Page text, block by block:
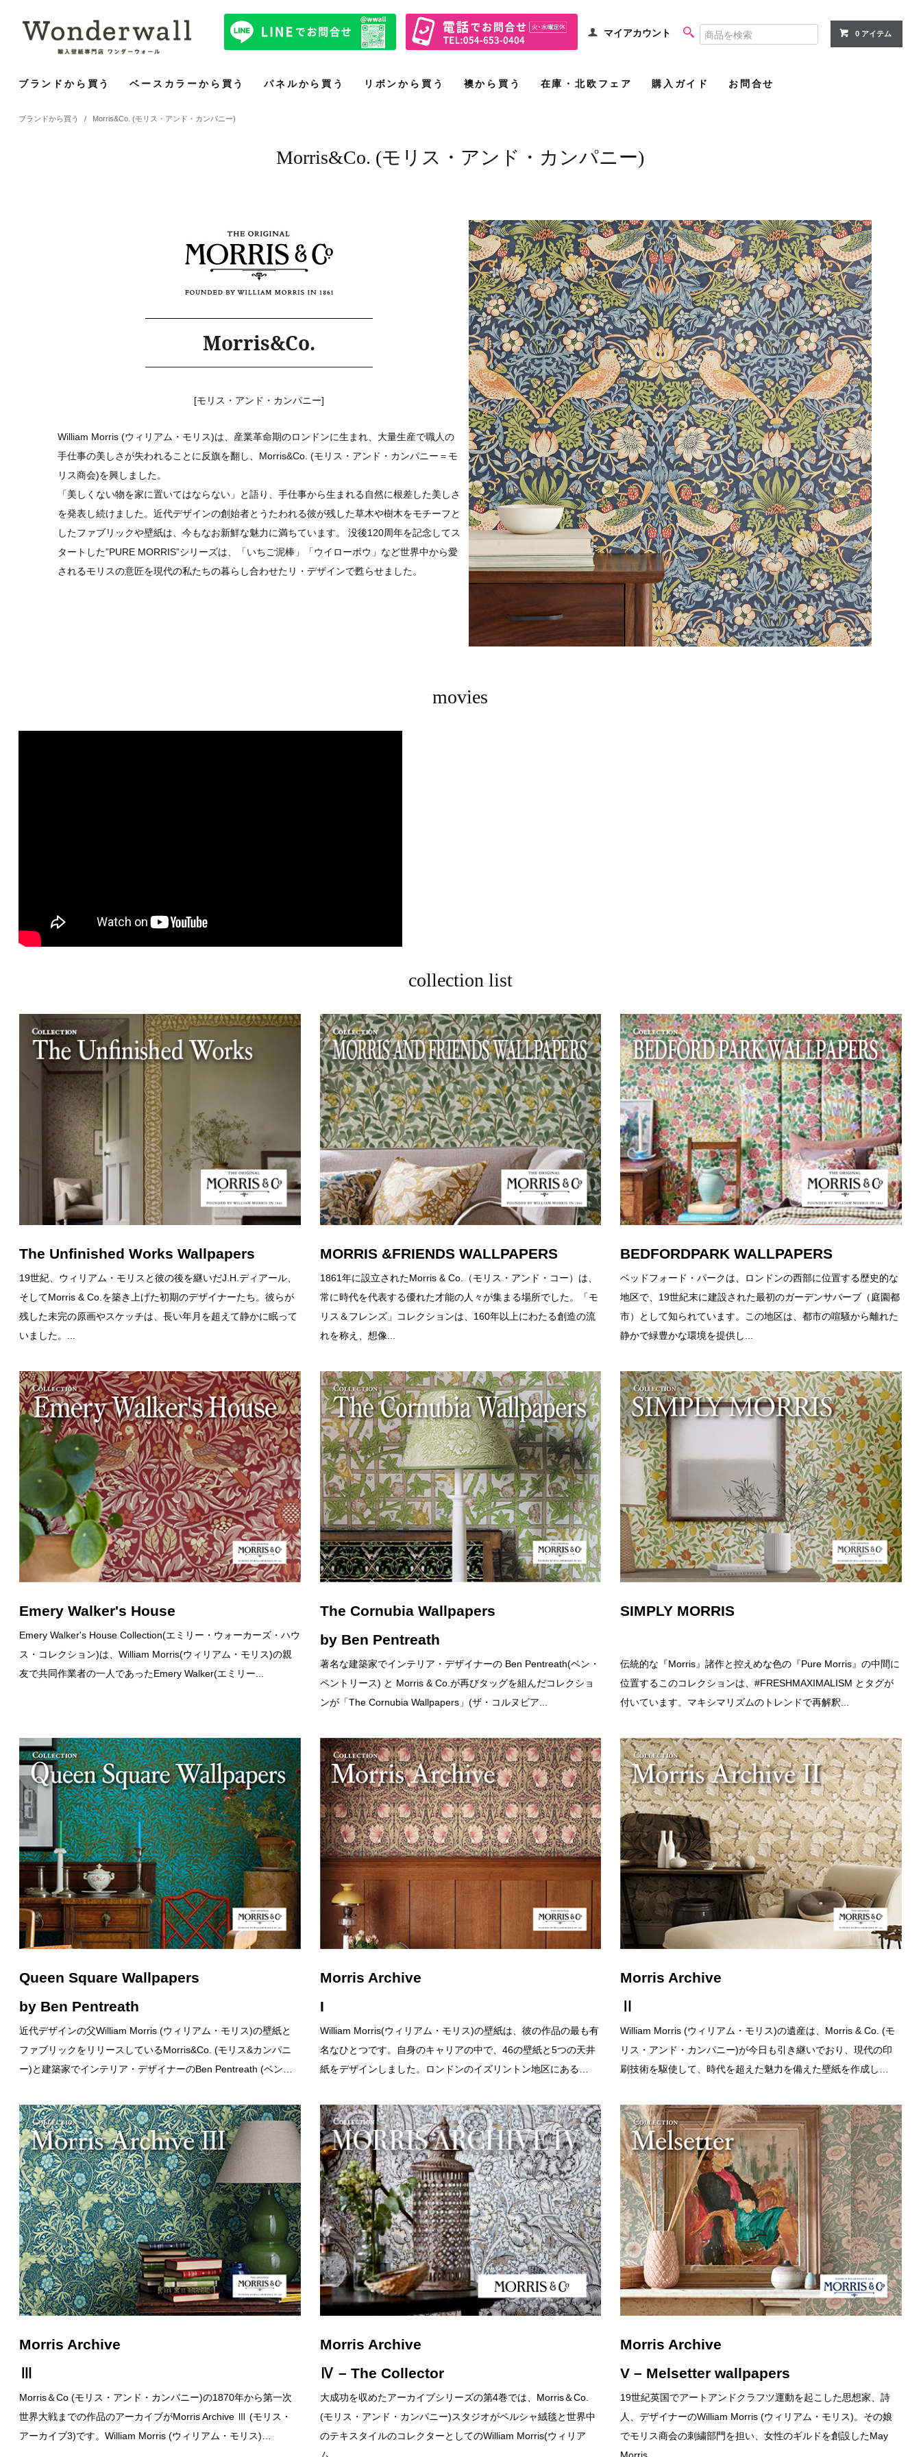
マイアカウント 0 アイテム
ブランドから買う ベースカラーから買う パネルから買う リボンから買う 襖から買う 在庫・北欧フェア 購入ガイド お問合せ
ブランドから買う / Morris&Co. (モリス・アンド・カンパニー)
Morris&Co. (モリス・アンド・カンパニー)
Morris&Co.
[モリス・アンド・カンパニー]
William Morris (ウィリアム・モリス)は、産業革命期のロンドンに生まれ、大量生産で職人の
手仕事の美しさが失われることに反旗を翻し、Morris&Co. (モリス・アンド・カンパニー＝モ
リス商会)を興しました。
「美しくない物を家に置いてはならない」と語り、手仕事から生まれる自然に根差した美しさ
を発表し続けました。近代デザインの創始者とうたわれる彼が残した草木や樹木をモチーフと
したファブリックや壁紙は、今もなお新鮮な魅力に満ちています。 没後120周年を記念してス
タートした”PURE MORRIS”シリーズは、「いちご泥棒」「ウイローボウ」など世界中から愛
されるモリスの意匠を現代の私たちの暮らし合わせたリ・デザインで甦らせました。
movies
collection list
The Unfinished Works Wallpapers
19世紀、ウィリアム・モリスと彼の後を継いだJ.H.ディアール、
そしてMorris & Co.を築き上げた初期のデザイナーたち。彼らが
残した未完の原画やスケッチは、長い年月を超えて静かに眠って
いました。...
MORRIS &FRIENDS WALLPAPERS
1861年に設立されたMorris & Co.（モリス・アンド・コー）は、
常に時代を代表する優れた才能の人々が集まる場所でした。「モ
リス＆フレンズ」コレクションは、160年以上にわたる創造の流
れを称え、想像...
BEDFORDPARK WALLPAPERS
ベッドフォード・パークは、ロンドンの西部に位置する歴史的な
地区で、19世紀末に建設された最初のガーデンサバーブ（庭園都
市）として知られています。この地区は、都市の喧騒から離れた
静かで緑豊かな環境を提供し...
Emery Walker's House
Emery Walker's House Collection(エミリー・ウォーカーズ・ハウ
ス・コレクション)は、William Morris(ウィリアム・モリス)の親
友で共同作業者の一人であったEmery Walker(エミリー...
The Cornubia Wallpapers
by Ben Pentreath
著名な建築家でインテリア・デザイナーの Ben Pentreath(ベン・
ペントリース) と Morris & Co.が再びタッグを組んだコレクショ
ンが「The Cornubia Wallpapers」(ザ・コルヌビア...
SIMPLY MORRIS
伝統的な『Morris』諸作と控えめな色の『Pure Morris』の中間に
位置するこのコレクションは、#FRESHMAXIMALISM とタグが
付いています。マキシマリズムのトレンドで再解釈...
Queen Square Wallpapers
by Ben Pentreath
近代デザインの父William Morris (ウィリアム・モリス)の壁紙と
ファブリックをリリースしているMorris&Co. (モリス&カンパニ
ー)と建築家でインテリア・デザイナーのBen Pentreath (ベン…
Morris Archive
I
William Morris(ウィリアム・モリス)の壁紙は、彼の作品の最も有
名なひとつです。自身のキャリアの中で、46の壁紙と5つの天井
紙をデザインしました。ロンドンのイズリントン地区にある…
Morris Archive
Ⅱ
William Morris (ウィリアム・モリス)の遺産は、Morris & Co. (モ
リス・アンド・カンパニー)が今日も引き継いでおり、現代の印
刷技術を駆使して、時代を超えた魅力を備えた壁紙を作成し…
Morris Archive
Ⅲ
Morris＆Co (モリス・アンド・カンパニー)の1870年から第一次
世界大戦までの作品のアーカイブがMorris Archive Ⅲ (モリス・
アーカイブ3)です。William Morris (ウィリアム・モリス)…
Morris Archive
Ⅳ – The Collector
大成功を収めたアーカイブシリーズの第4巻では、Morris＆Co.
(モリス・アンド・カンパニー)スタジオがペルシャ絨毯と世界中
のテキスタイルのコレクターとしてのWilliam Morris(ウィリア
Morris Archive
V – Melsetter wallpapers
19世紀英国でアートアンドクラフツ運動を起こした思想家、詩
人、デザイナーのWilliam Morris (ウィリアム・モリス)。その娘
でモリス商会の刺繍部門を担い、女性のギルドを創設したMay